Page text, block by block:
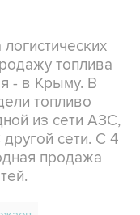
топлива
- в Крыму. В
топливо
из сети АЗС,
сети. С 4
продажа